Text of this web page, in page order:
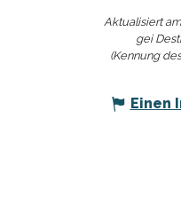
Aktualisiert
gei
(Kennung
Einen